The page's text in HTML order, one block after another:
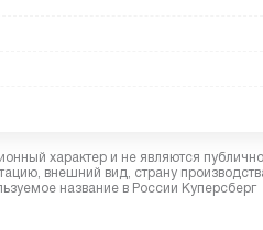
характер и не являются
внешний вид, страну
название в России Куперсберг